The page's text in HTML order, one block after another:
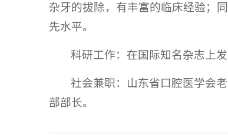
杂牙的拔除，有丰富的临床经验；
先水平。
科研工作：在国际知名杂志上
社会兼职：山东省口腔医学会
部部长。